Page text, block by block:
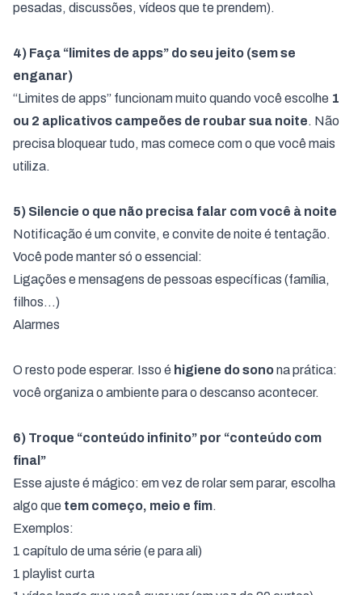
pesadas, discussões, vídeos que te prendem).
4) Faça “limites de apps” do seu jeito (sem se
enganar)
“Limites de apps” funcionam muito quando você escolhe 1
ou 2 aplicativos campeões de roubar sua noite. Não
precisa bloquear tudo, mas comece com o que você mais
utiliza.
5) Silencie o que não precisa falar com você à noite
Notificação é um convite, e convite de noite é tentação.
Você pode manter só o essencial:
Ligações e mensagens de pessoas específicas (família,
filhos…)
Alarmes
O resto pode esperar. Isso é higiene do sonona prática:
você organiza o ambiente para o descanso acontecer.
6) Troque “conteúdo infinito” por “conteúdo com
final”
Esse ajuste é mágico: em vez de rolar sem parar, escolha
algo que tem começo, meio e fim.
Exemplos:
1 capítulo de uma série (e para ali)
1 playlist curta